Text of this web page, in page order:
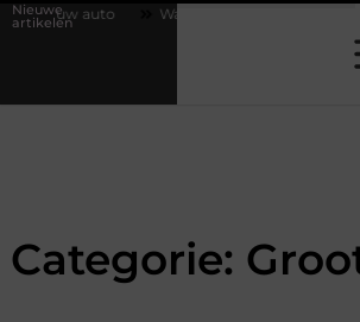
Nieuwe
artikelen
auto Waarom een goede
Categorie: